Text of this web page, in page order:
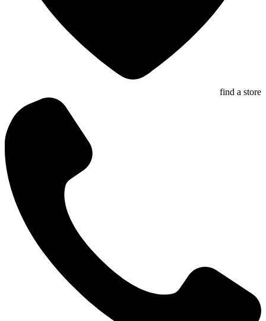
find a store